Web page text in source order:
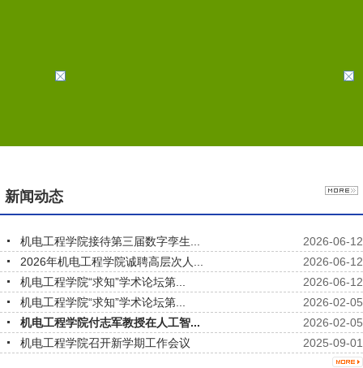
新闻动态
机电工程学院接待第三届数字孪生...
2026-06-12
2026年机电工程学院诚聘高层次人...
2026-06-12
机电工程学院“求知”学术论坛第...
2026-06-12
机电工程学院“求知”学术论坛第...
2026-02-05
机电工程学院付志军教授在人工智...
2026-02-05
机电工程学院召开新学期工作会议
2025-09-01